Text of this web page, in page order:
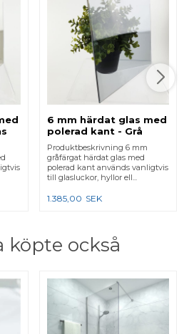
6 mm härdat glas med
polerad kant - Grå
Produktbeskrivning 6 mm
gråfärgat härdat glas med
polerad kant används vanligtvis
till glasluckor, hyllor ell...
1.385,00 SEK
köpte också